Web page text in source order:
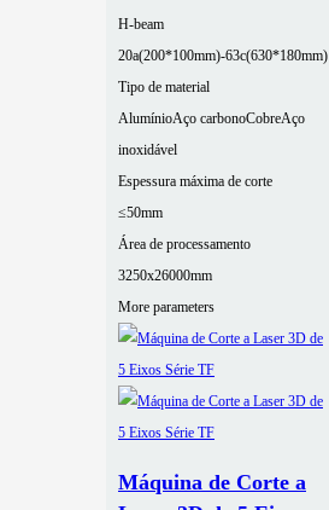
H-beam
20a(200*100mm)-63c(630*180mm)
Tipo de material
AlumínioAço carbonoCobreAço
inoxidável
Espessura máxima de corte
≤50mm
Área de processamento
3250x26000mm
More parameters
Máquina de Corte a